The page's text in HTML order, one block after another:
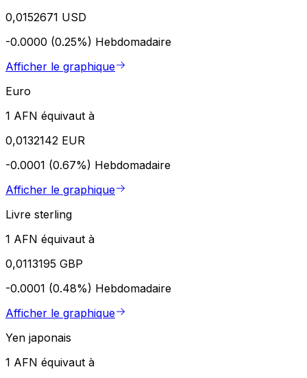
0,0152671 USD
-0.0000 (0.25%) Hebdomadaire
Afficher le graphique
Euro
1 AFN équivaut à
0,0132142 EUR
-0.0001 (0.67%) Hebdomadaire
Afficher le graphique
Livre sterling
1 AFN équivaut à
0,0113195 GBP
-0.0001 (0.48%) Hebdomadaire
Afficher le graphique
Yen japonais
1 AFN équivaut à